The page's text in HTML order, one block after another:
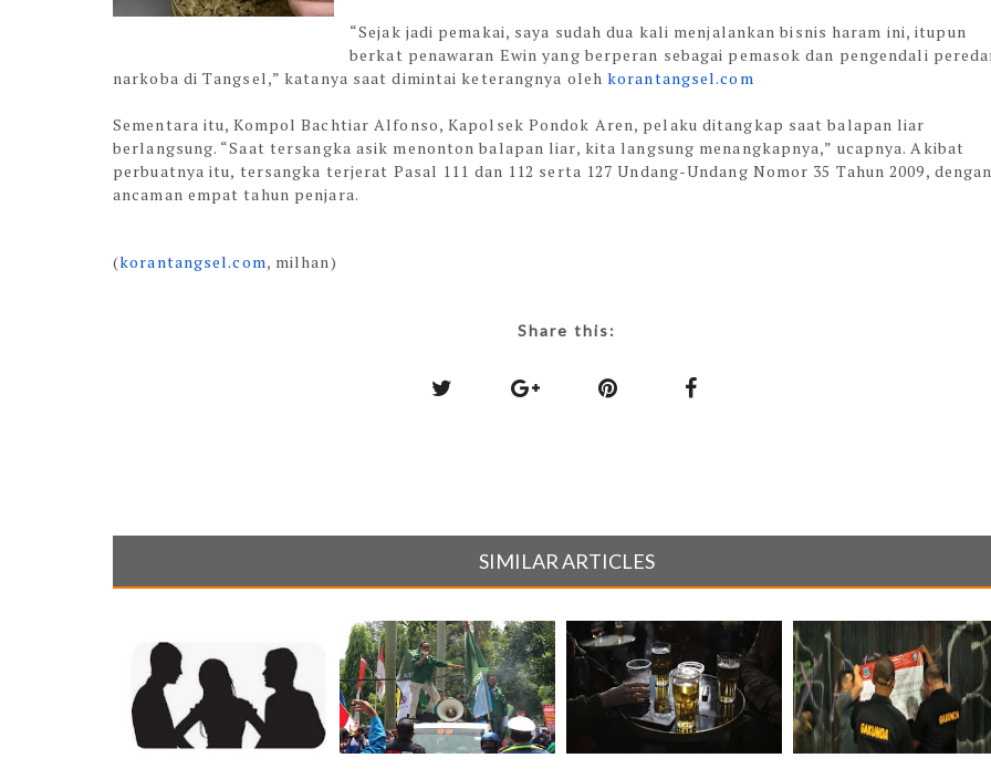
“Sejak jadi pemakai, saya sudah dua kali menjalankan bisnis haram ini, itupun
berkat penawaran Ewin yang berperan sebagai pemasok dan pengendali
narkoba di Tangsel,” katanya saat dimintai keterangnya olehkorantangsel.com
Sementara itu, Kompol Bachtiar Alfonso, Kapolsek Pondok Aren, pelaku ditangkap saat balapan liar
berlangsung. “Saat tersangka asik menonton balapan liar, kita langsung menangkapnya,” ucapnya. Akibat
perbuatnya itu, tersangka terjerat Pasal 111 dan 112 serta 127 Undang-Undang Nomor 35 Tahun 2009,
ancaman empat tahun penjara.
(korantangsel.com, milhan)
Share this:
SIMILAR ARTICLES